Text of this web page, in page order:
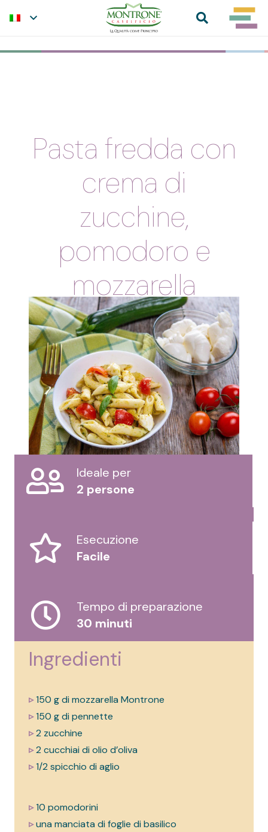
Pasta fredda con
crema di
zucchine,
pomodoro e
mozzarella
Ideale per
2 persone
Esecuzione
Facile
Tempo di preparazione
30 minuti
Ingredienti
▹150 g di mozzarella Montrone
▹150 g di pennette
▹2 zucchine
▹2 cucchiai di olio d’oliva
▹1/2 spicchio di aglio
▹10 pomodorini
▹una manciata di foglie di basilico